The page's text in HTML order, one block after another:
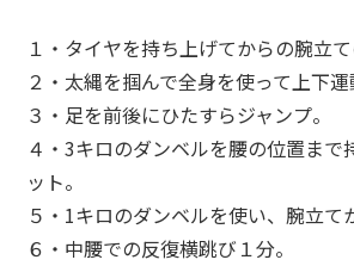
１・タイヤを持ち上げてからの腕立て
２・太縄を掴んで全身を使って上下運
３・足を前後にひたすらジャンプ。
４・3キロのダンベルを腰の位置まで
ット。
５・1キロのダンベルを使い、腕立て
６・中腰での反復横跳び１分。